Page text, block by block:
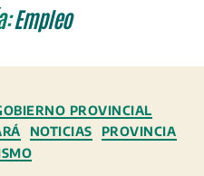
Empleo
CategoríasPROVINCIAL
NOTICIAS
PROVINCIA